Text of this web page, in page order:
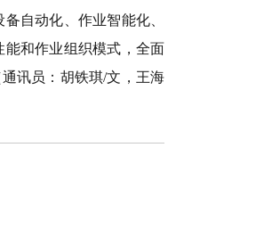
备自动化、作业智能化、
和作业组织模式，全面
通讯员：胡铁琪/文，王海